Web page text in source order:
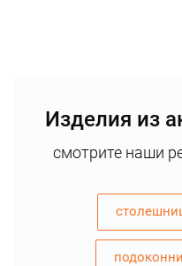
Изделия из
смотрите наши